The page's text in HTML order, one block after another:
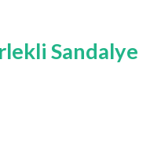
Sandalye